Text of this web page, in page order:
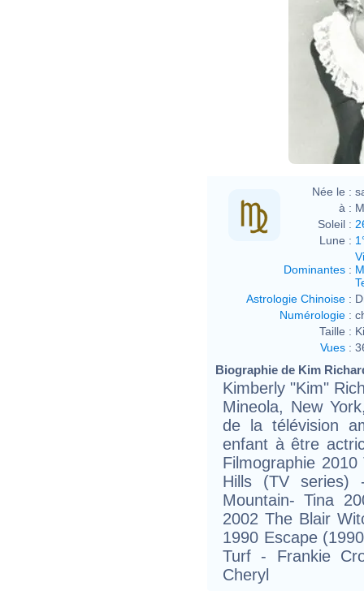
Née le :
à :
Soleil :
Lune :
Dominantes :
Astrologie Chinoise :
Numérologie :
Taille :
Vues :
Biographie de Kim
Kimberly "Kim"
Mineola, New
de la télévision
enfant à être
Filmographie
Hills (TV series)
Mountain- Tina
2002 The Blair
1990 Escape
Turf - Frankie
Cheryl